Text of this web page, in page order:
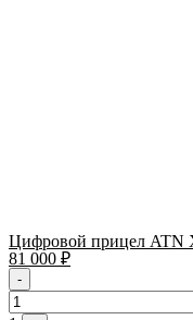
Цифровой прицел ATN
81 000 ₽
Quantity
-